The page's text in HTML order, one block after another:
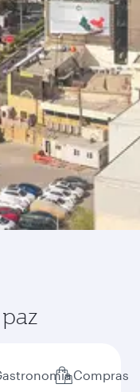
Compras